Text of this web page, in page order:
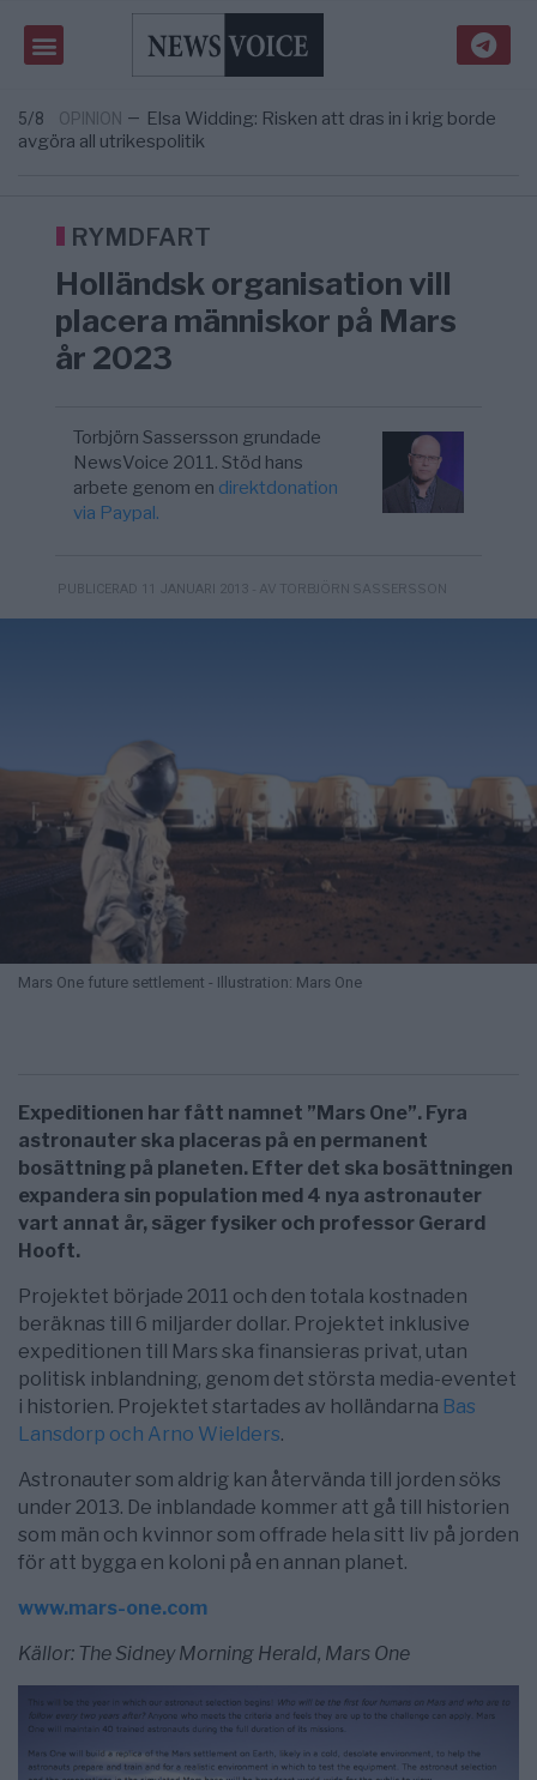
3/8 AFRIKA
Massiv anstormning till Ceuta – Misstankar
om amerikansk påverkan
UNITED STATES
Tucker Carlson: ”It’s Time to Save
5/8 OPINION — Elsa Widding: Risken att dras in i krig borde
avgöra all utrikespolitik
geografiskt apartheidsystem
om amerikansk påverkan
UNITED STATES —
Tucker Carlson: ”It’s Time to Save
America” – Finally
RYMDFART
Holländsk organisation vill
placera människor på Mars
år 2023
Torbjörn Sassersson grundade
NewsVoice 2011. Stöd hans
arbete genom en direktdonation
via Paypal.
PUBLICERAD 11 JANUARI 2013 - AV TORBJÖRN SASSERSSON
Mars One future settlement - Illustration: Mars One
Expeditionen har fått namnet ”Mars One”. Fyra
astronauter ska placeras på en permanent
bosättning på planeten. Efter det ska bosättningen
expandera sin population med 4 nya astronauter
vart annat år, säger fysiker och professor Gerard
Hooft.
Projektet började 2011 och den totala kostnaden
beräknas till 6 miljarder dollar. Projektet inklusive
expeditionen till Mars ska finansieras privat, utan
politisk inblandning, genom det största media-eventet
i historien. Projektet startades av holländarna Bas
Lansdorp och Arno Wielders.
Astronauter som aldrig kan återvända till jorden söks
under 2013. De inblandade kommer att gå till historien
som män och kvinnor som offrade hela sitt liv på jorden
för att bygga en koloni på en annan planet.
www.mars-one.com
Källor: The Sidney Morning Herald, Mars One